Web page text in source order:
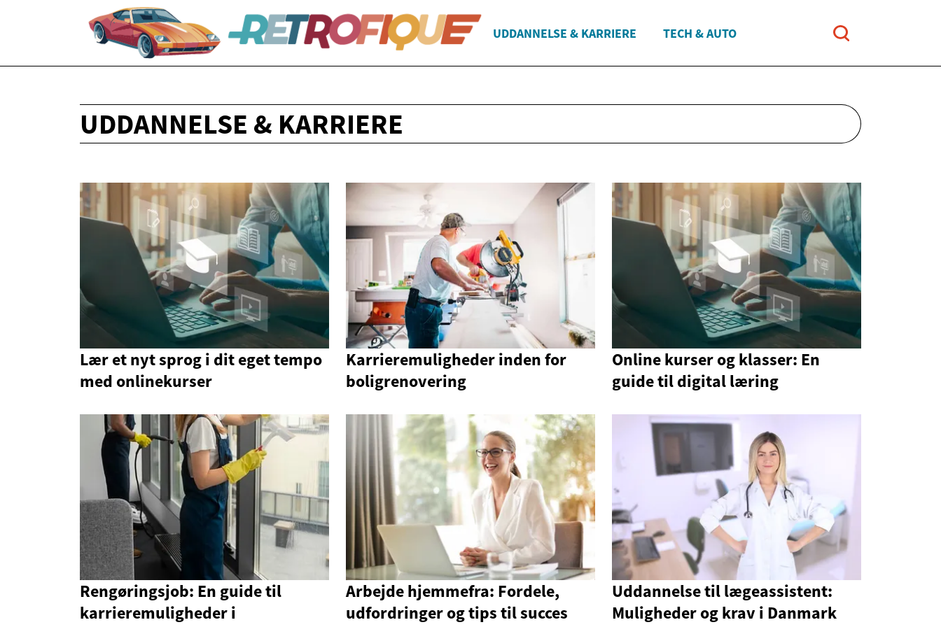
UDDANNELSE & KARRIERE TECH & AUTO
UDDANNELSE & KARRIERE
Lær et nyt sprog i dit eget tempo
med onlinekurser
Karrieremuligheder inden for
boligrenovering
Online kurser og klasser: En
guide til digital læring
Rengøringsjob: En guide til
karrieremuligheder i
Arbejde hjemmefra: Fordele,
udfordringer og tips til succes
Uddannelse til lægeassistent:
Muligheder og krav i Danmark